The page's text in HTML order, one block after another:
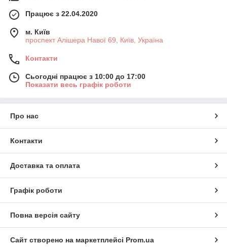
Працює з 22.04.2020
м. Київ
проспект Алішера Навої 69, Київ, Україна
Контакти
Сьогодні працює з 10:00 до 17:00
Показати весь графік роботи
Про нас
Контакти
Доставка та оплата
Графік роботи
Повна версія сайту
Сайт створено на маркетплейсі Prom.ua